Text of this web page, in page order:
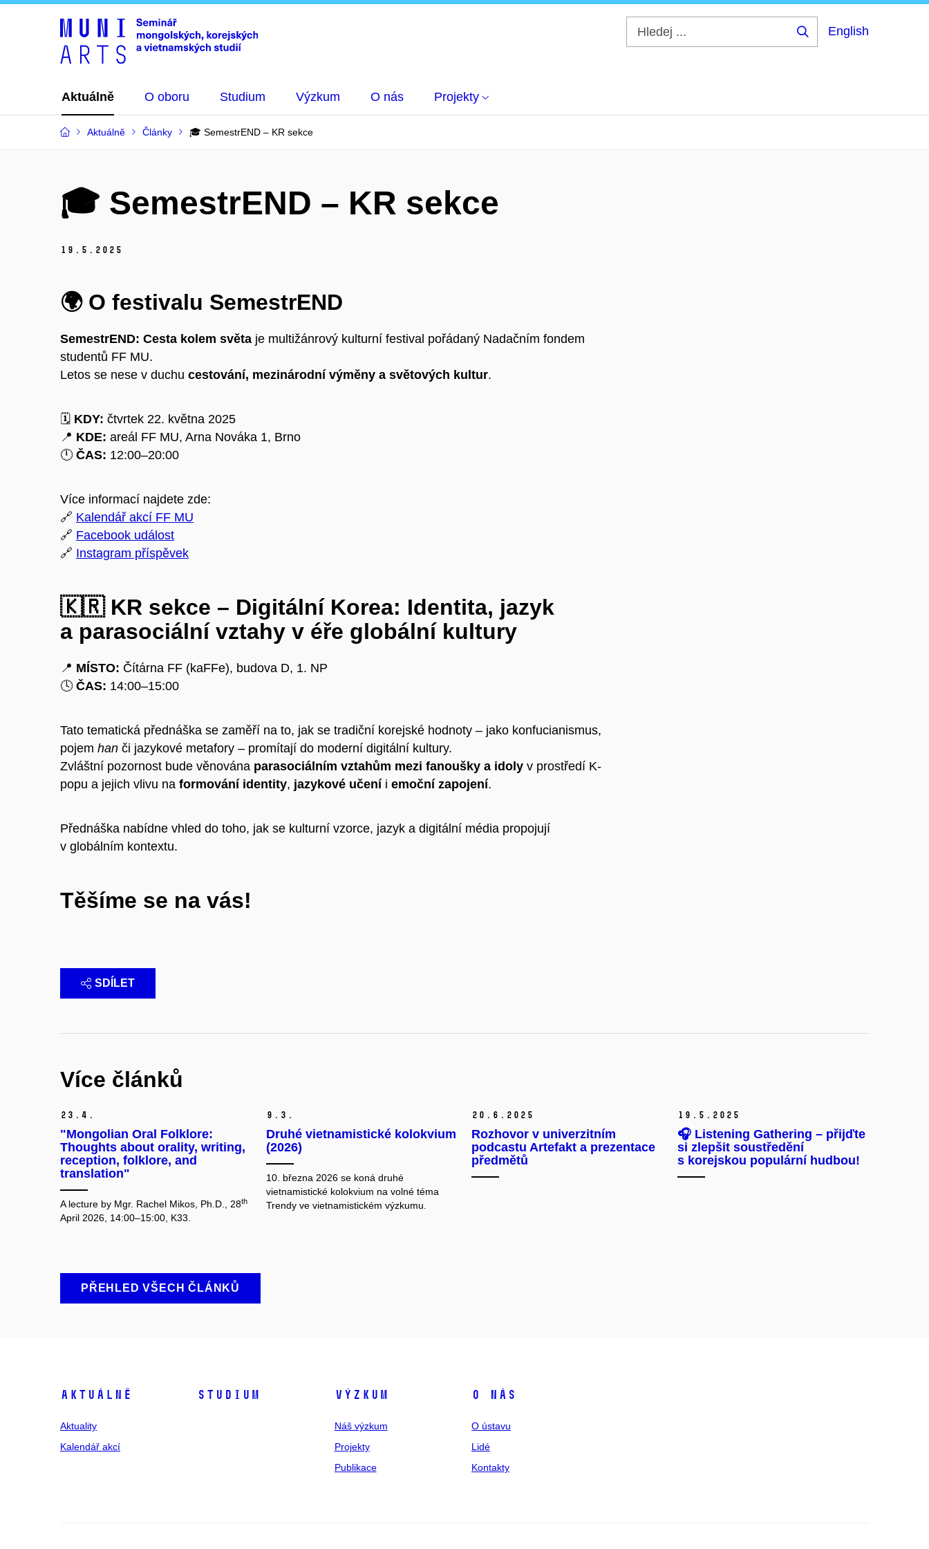
English
Aktuálně O oboru Studium Výzkum O nás Projekty
Aktuálně Články 🎓 SemestrEND – KR sekce
🎓 SemestrEND – KR sekce
19. 5. 2025
🌍 O festivalu SemestrEND
SemestrEND: Cesta kolem světa je multižánrový kulturní festival pořádaný Nadačním fondem
studentů FF MU.
Letos se nese v duchu cestování, mezinárodní výměny a světových kultur.
🗓️ KDY: čtvrtek 22. května 2025
📍 KDE: areál FF MU, Arna Nováka 1, Brno
🕛 ČAS: 12:00–20:00
Více informací najdete zde:
🔗 Kalendář akcí FF MU
🔗 Facebook událost
🔗 Instagram příspěvek
🇰🇷 KR sekce – Digitální Korea: Identita, jazyk
a parasociální vztahy v éře globální kultury
📍 MÍSTO: Čítárna FF (kaFFe), budova D, 1. NP
🕓 ČAS: 14:00–15:00
Tato tematická přednáška se zaměří na to, jak se tradiční korejské hodnoty – jako konfucianismus,
pojem han či jazykové metafory – promítají do moderní digitální kultury.
Zvláštní pozornost bude věnována parasociálním vztahům mezi fanoušky a idoly v prostředí K-
popu a jejich vlivu na formování identity, jazykové učeníi emoční zapojení.
Přednáška nabídne vhled do toho, jak se kulturní vzorce, jazyk a digitální média propojují
v globálním kontextu.
Těšíme se na vás!
SDÍLET
Více článků
23. 4.
"Mongolian Oral Folklore:
Thoughts about orality, writing,
reception, folklore, and
translation"
A lecture by Mgr. Rachel Mikos, Ph.D., 28th
April 2026, 14:00–15:00, K33.
9. 3.
Druhé vietnamistické kolokvium
(2026)
10. března 2026 se koná druhé
vietnamistické kolokvium na volné téma
Trendy ve vietnamistickém výzkumu.
20. 6. 2025
Rozhovor v univerzitním
podcastu Artefakt a prezentace
předmětů
19. 5. 2025
🎧 Listening Gathering – přijďte
si zlepšit soustředění
s korejskou populární hudbou!
PŘEHLED VŠECH ČLÁNKŮ
Aktuálně
Aktuality
Kalendář akcí
Studium Výzkum
Náš výzkum
Projekty
Publikace
O nás
O ústavu
Lidé
Kontakty